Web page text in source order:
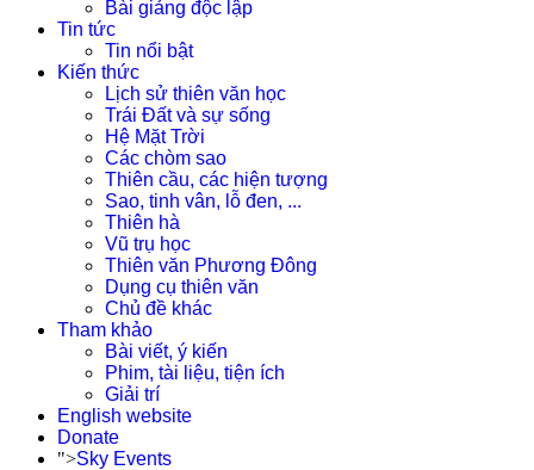
Bài giảng độc lập
Tin tức
Tin nổi bật
Kiến thức
Lịch sử thiên văn học
Trái Đất và sự sống
Hệ Mặt Trời
Các chòm sao
Thiên cầu, các hiện tượng
Sao, tinh vân, lỗ đen, ...
Thiên hà
Vũ trụ học
Thiên văn Phương Đông
Dụng cụ thiên văn
Chủ đề khác
Tham khảo
Bài viết, ý kiến
Phim, tài liệu, tiện ích
Giải trí
English website
Donate
">Sky Events